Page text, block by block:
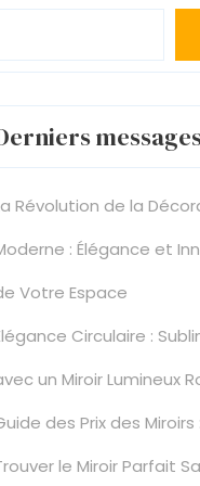
Révolution de la
: Élégance et
Votre Espace
Circulaire :
un Miroir Lumineux
des Prix des
le Miroir Parfait